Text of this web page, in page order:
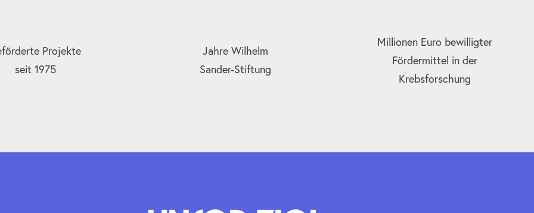
Projekte
seit 1975
Jahre Wilhelm
Sander-Stiftung
Millionen Euro bewilligter
Fördermittel in der
Krebsforschung